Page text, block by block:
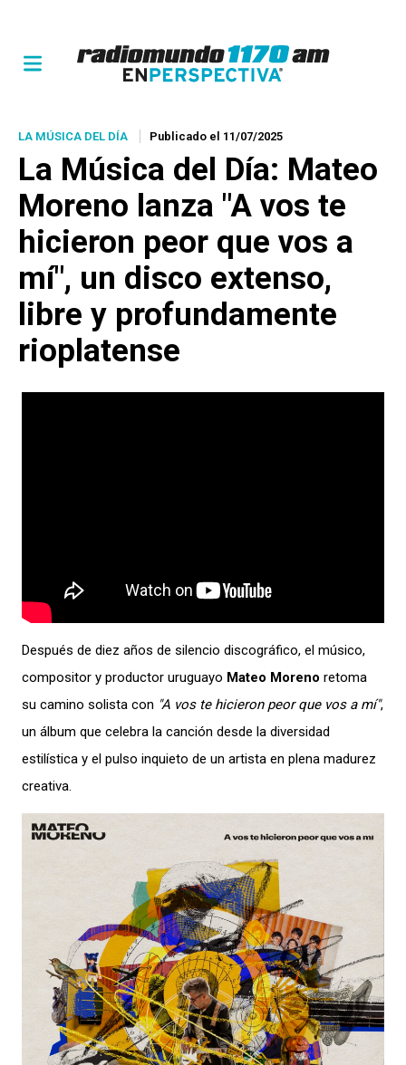
LA MÚSICA DEL DÍA Publicado el 11/07/2025
La Música del Día: Mateo
Moreno lanza "A vos te
hicieron peor que vos a
mí", un disco extenso,
libre y profundamente
rioplatense
Después de diez años de silencio discográfico, el músico,
compositor y productor uruguayo Mateo Moreno retoma
su camino solista con "A vos te hicieron peor que vos a mí",
un álbum que celebra la canción desde la diversidad
estilística y el pulso inquieto de un artista en plena madurez
creativa.